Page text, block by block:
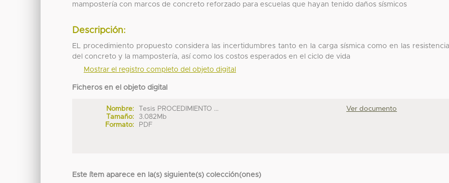
mampostería con marcos de concreto reforzado para escuelas que hayan tenido daños sísmicos
Descripción:
EL procedimiento propuesto considera las incertidumbres tanto en la carga sísmica como en las
del concreto y la mampostería, así como los costos esperados en el ciclo de vida
Mostrar el registro completo del objeto digital
Ficheros en el objeto digital
Nombre:
Tesis PROCEDIMIENTO ...
Tamaño:
3.082Mb
Formato:
PDF
Ver documento
Este ítem aparece en la(s) siguiente(s) colección(ones)